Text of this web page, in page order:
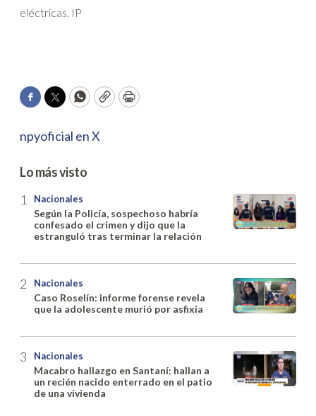
eléctricas. IP
Facebook
TwitterWhatsApp
CopyPrint
npyoficial en X
Lo más visto
Nacionales
Según la Policía, sospechoso habría
confesado el crimen y dijo que la
estranguló tras terminar la relación
Nacionales
Caso Roselín: informe forense revela
que la adolescente murió por asfixia
Nacionales
Macabro hallazgo en Santaní: hallan a
un recién nacido enterrado en el patio
de una vivienda